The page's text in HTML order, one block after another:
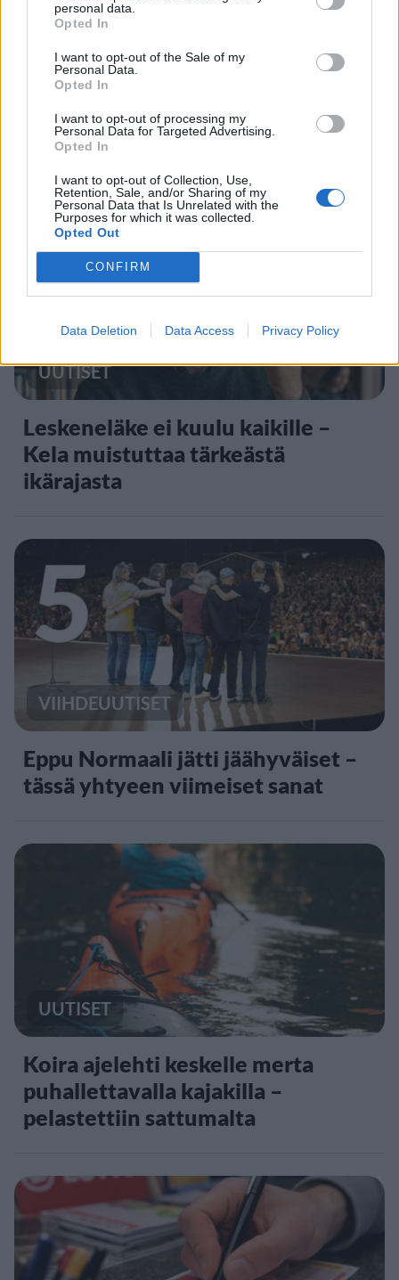
personal data.
Opted In
I want to opt-out of the Sale of my
Personal Data.
Opted In
I want to opt-out of processing my
Personal Data for Targeted Advertising.
Opted In
I want to opt-out of Collection, Use,
Retention, Sale, and/or Sharing of my
Personal Data that Is Unrelated with the
Purposes for which it was collected.
Opted Out
CONFIRM
Data Deletion Data Access Privacy Policy
IIro Rantala kruunasi Eppu
Normaalin jäähyväiset – ylilyönti
kuitenkin tyrmistytti
4
UUTISET
Leskeneläke ei kuulu kaikille –
Kela muistuttaa tärkeästä
ikärajasta
5
VIIHDEUUTISET
Eppu Normaali jätti jäähyväiset –
tässä yhtyeen viimeiset sanat
UUTISET
Koira ajelehti keskelle merta
puhallettavalla kajakilla –
pelastettiin sattumalta